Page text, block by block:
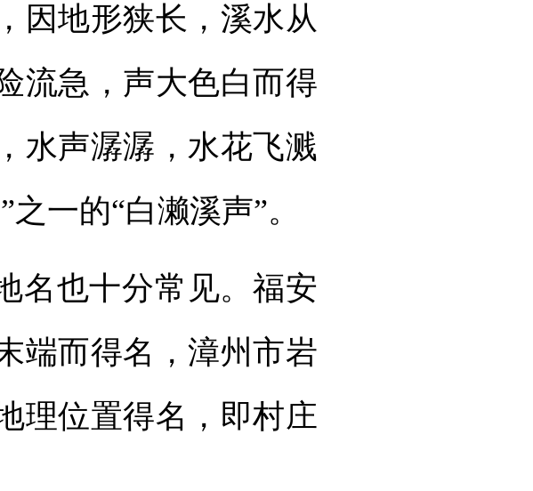
因地形狭长，溪水从
流急，声大色白而得
水声潺潺，水花飞溅
一的“白濑溪声”。
名也十分常见。福安
端而得名，漳州市岩
理位置得名，即村庄